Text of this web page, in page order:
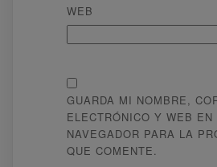
WEB
GUARDA MI NOMBRE,
ELECTRÓNICO Y WEB EN
NAVEGADOR PARA LA
QUE COMENTE.